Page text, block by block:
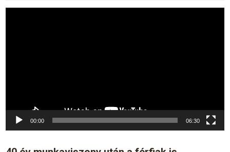
00:00 06:30